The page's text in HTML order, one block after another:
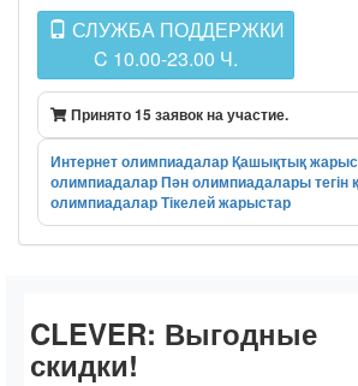
СЛУЖБА ПОДДЕРЖКИ
C 10.00-23.00 Ч.
Принято 15 заявок на участие.
Интернет олимпиадаларҚашықтық
олимпиадаларПән олимпиадалары
олимпиадаларТікелей жарыстар
CLEVER: Выгодные
скидки!